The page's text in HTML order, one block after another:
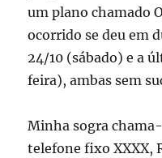
um plano chamado
ocorrido se deu em
24/10 (sábado) e a
feira), ambas sem
Minha sogra
telefone fixo XXXX,